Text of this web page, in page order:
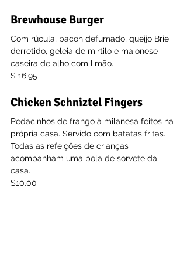
Brewhouse Burger
Com rúcula, bacon defumado, queijo Brie
derretido, geleia de mirtilo e maionese
caseira de alho com limão.
$ 16,95
Chicken Schniztel Fingers
Pedacinhos de frango à milanesa feitos na
própria casa. Servido com batatas fritas.
Todas as refeições de crianças
acompanham uma bola de sorvete da
casa.
$10.00